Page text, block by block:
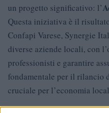
un progetto significativo: l’
Questa iniziativa è il
Confapi Varese, Synergie
diverse aziende locali, con
professionisti e garantire
fondamentale per il rilancio
cruciale per l’economia